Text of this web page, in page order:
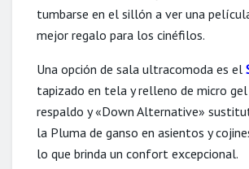
tumbarse en el sillón a ver una
mejor regalo para los cinéfilos.
Una opción de sala ultracomoda es el
tapizado en tela y relleno de micro gel
respaldo y «Down Alternative»
la Pluma de ganso en asientos y
lo que brinda un confort excepcional.